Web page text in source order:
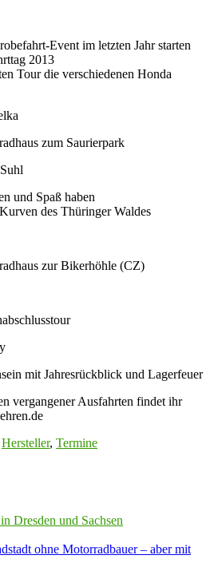
Event im letzten Jahr starten
2013
Tour die verschiedenen Honda
zum Saurierpark
und Spaß haben
des Thüringer Waldes
zur Bikerhöhle (CZ)
mit Jahresrückblick und Lagerfeuer
vergangener Ausfahrten findet ihr
Hersteller, Termine
ohne Motorradbauer – aber mit